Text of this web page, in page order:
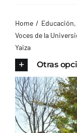
AYUNTAMIENTO
TURISMO
CONTACTO
Home
Voces de la
Yaiza
Otras